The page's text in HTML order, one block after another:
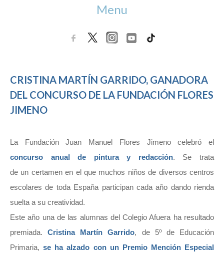
Menu
CRISTINA MARTÍN GARRIDO, GANADORA
DEL CONCURSO DE LA FUNDACIÓN FLORES
JIMENO
La Fundación Juan Manuel Flores Jimeno celebró el
concurso anual de pintura y redacción. Se trata
de un certamen en el que muchos niños de diversos centros
escolares de toda España participan cada año dando rienda
suelta a su creatividad.
Este año una de las alumnas del Colegio Afuera ha resultado
premiada.Cristina Martín Garrido, de 5º de Educación
Primaria, se ha alzado con un Premio Mención Especial